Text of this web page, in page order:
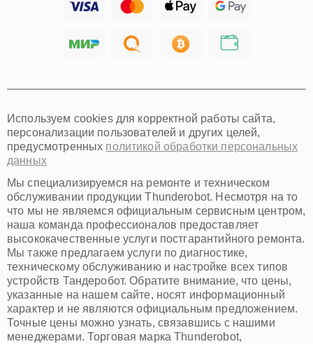
Хабаровск
Иркутск
Омск
Красноярск
Пермь
Ульяновск
Киров
Архангельск
Астрахань
Белгород
Благовещенск
Брянск
Владивосток
Владикавказ
Владимир
Волжский
Вологда
Используем cookies для корректной работы сайта,
персонализации пользователей и других целей,
предусмотренных политикой обработки персональных
данных
Мы специализируемся на ремонте и техническом
обслуживании продукции Thunderobot. Несмотря на то
что мы не являемся официальным сервисным центром,
наша команда профессионалов предоставляет
высококачественные услуги постгарантийного ремонта.
Мы также предлагаем услуги по диагностике,
техническому обслуживанию и настройке всех типов
устройств Тандеробот. Обратите внимание, что цены,
указанные на нашем сайте, носят информационный
характер и не являются официальным предложением.
Точные цены можно узнать, связавшись с нашими
менеджерами. Торговая марка Thunderobot,